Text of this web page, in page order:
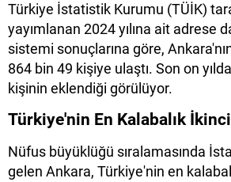
Türkiye İstatistik Kurumu (TÜİK)
yayımlanan 2024 yılına ait adrese
sistemi sonuçlarına göre,
864 bin 49 kişiye ulaştı. Son on
kişinin eklendiği görülüyor.
Türkiye'nin En Kalabalık
Nüfus büyüklüğü sıralamasında
gelen Ankara, Türkiye'nin en